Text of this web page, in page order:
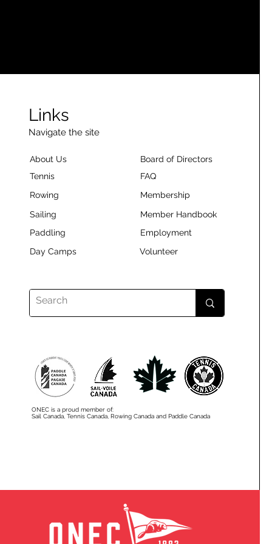
Links
Navigate the site
About Us
Tennis
Rowing
Sailing
Paddling
Day Camps
Board of Directors
FAQ
Membership
Member Handbook
Employment
Volunteer
ONEC is a proud member of:
Sail Canada, Tennis Canada, Rowing Canada and Paddle Canada